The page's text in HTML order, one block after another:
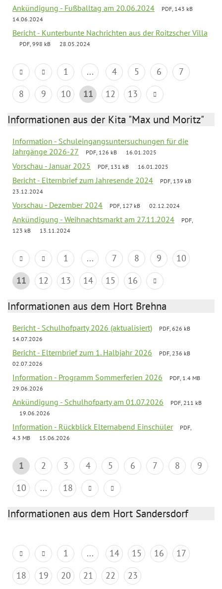
Ankündigung - Fußballtag am 20.06.2024
PDF, 143 kB
14.06.2024
Bericht - Kunterbunte Nachrichten aus der Roitzscher Villa
PDF, 998 kB 28.05.2024
1 ... 4 5 6
7
8
9 10 11 12 13
Informationen aus der Kita "Max und Moritz"
Information - Schuleingangsuntersuchungen für die
Jahrgänge 2026-27
PDF, 126 kB 16.01.2025
Vorschau - Januar 2025 PDF, 131 kB 16.01.2025
Bericht - Elternbrief zum Jahresende 2024
PDF, 139 kB
23.12.2024
Vorschau - Dezember 2024 PDF, 127 kB 02.12.2024
Ankündigung - Weihnachtsmarkt am 27.11.2024
PDF,
123 kB
13.11.2024
1 ... 7 8 9
10
11
12 13 14 15 16
Informationen aus dem Hort Brehna
Bericht - Schulhofparty 2026 (aktualisiert)
PDF, 626 kB
14.07.2026
Bericht - Elternbrief zum 1. Halbjahr 2026
PDF, 236 kB
02.07.2026
Information - Programm Sommerferien 2026
PDF, 1.4 MB
29.06.2026
Ankündigung - Schulhofparty am 01.07.2026
PDF, 211 kB
19.06.2026
Information - Rückblick Elternabend Einschüler
PDF,
4.3 MB
15.06.2026
1 2 3 4 5 6 7 8
9
10
... 18
Informationen aus dem Hort Sandersdorf
1 ... 14 15 16
17
18
19 20 21 22 23